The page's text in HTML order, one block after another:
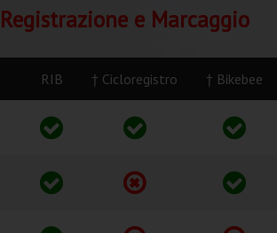
e Marcaggio
RIB † Cicloregistro † Bikebee